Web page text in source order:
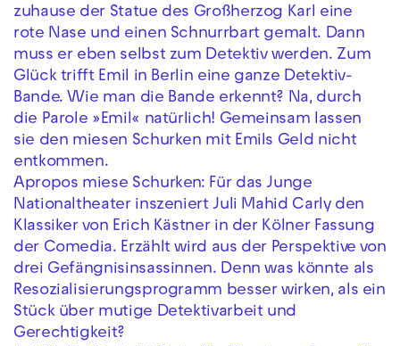
zuhause der Statue des Großherzog Karl eine
rote Nase und einen Schnurrbart gemalt. Dann
muss er eben selbst zum Detektiv werden. Zum
Glück trifft Emil in Berlin eine ganze Detektiv-
Bande. Wie man die Bande erkennt? Na, durch
die Parole »Emil« natürlich! Gemeinsam lassen
sie den miesen Schurken mit Emils Geld nicht
entkommen.
Apropos miese Schurken: Für das Junge
Nationaltheater inszeniert Juli Mahid Carly den
Klassiker von Erich Kästner in der Kölner Fassung
der Comedia. Erzählt wird aus der Perspektive von
drei Gefängnisinsassinnen. Denn was könnte als
Resozialisierungsprogramm besser wirken, als ein
Stück über mutige Detektivarbeit und
Gerechtigkeit?